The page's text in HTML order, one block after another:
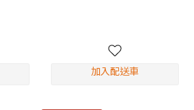
加入配送車